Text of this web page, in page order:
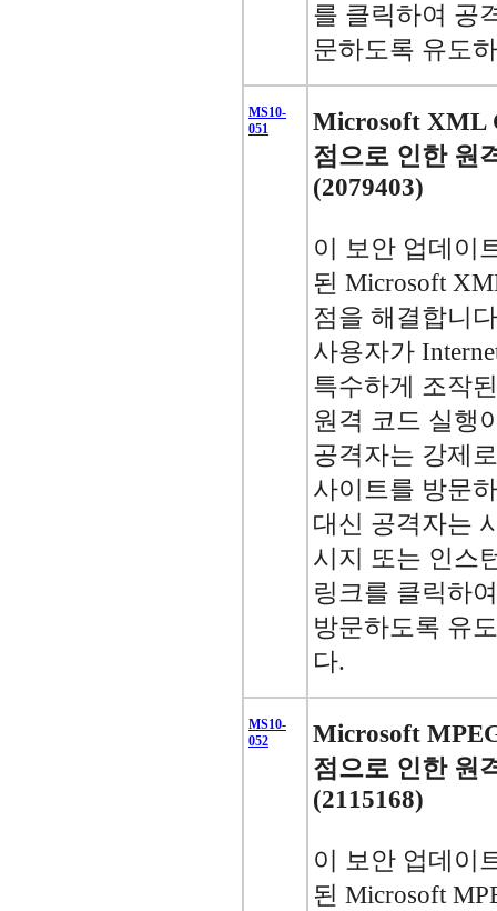
를 클릭하여 공
문하도록 유도
MS10-
051
Microsoft XML
점으로 인한 원
(2079403)
이 보안 업데이
된 Microsoft
점을 해결합니
사용자가
특수하게 조작
원격 코드 실행
공격자는 강제
사이트를 방문
대신 공격자는
시지 또는 인스
링크를 클릭하
방문하도록 유
다.
MS10-
052
Microsoft
점으로 인한 원
(2115168)
이 보안 업데이
된 Microsoft